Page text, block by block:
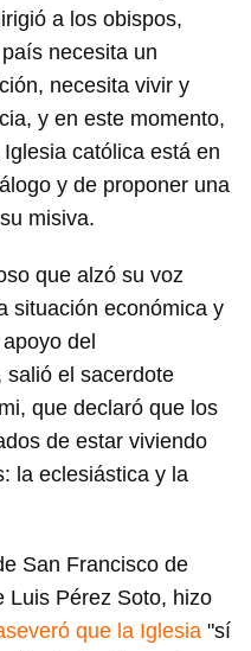
a los obispos,
necesita un
necesita vivir y
y en este momento,
católica está en
y de proponer una
misiva.
que alzó su voz
situación económica y
del
salió el sacerdote
que declaró que los
de estar viviendo
la eclesiástica y la
San Francisco de
Luis Pérez Soto, hizo
que la Iglesia "sí